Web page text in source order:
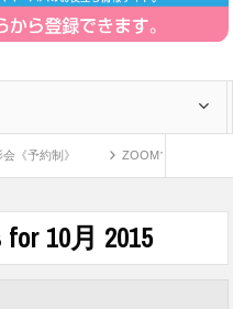
》 ZOOMで繋がる！〜11月15
10月 2015